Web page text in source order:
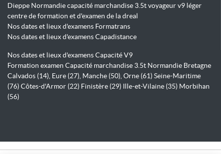
Dieppe Normandie capacité marchandise 3.5t voyageur v9 léger
centre de formation et d'examen de la dreal
Nos dates et lieux d'examens Formatrans
Nos dates et lieux d'examens Capadistance
Nos dates et lieux d'examens Capacité V9
Formation examen Capacité marchandise 3.5t Normandie Bretagne
Calvados (14), Eure (27), Manche (50), Orne (61) Seine-Maritime
(76) Côtes-d'Armor (22) Finistère (29) Ille-et-Vilaine (35) Morbihan
(56)